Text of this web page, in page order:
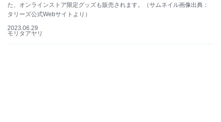
た、オンラインストア限定グッズも販売されます。（サムネイル画像出典：
タリーズ公式Webサイトより）
2023.06.29
モリタアヤリ